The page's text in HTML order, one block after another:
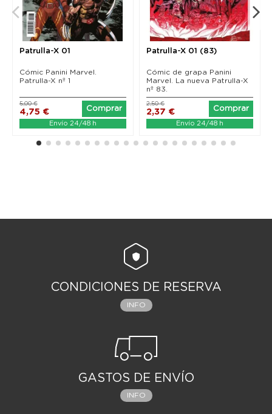
Patrulla-X 01
Cómic Panini Marvel.
Patrulla-X nº 1
4,75 €
5,00 €
Comprar
Envío 24/48 h
Patrulla-X 01 (83)
Cómic de grapa Panini
Marvel. La nueva Patrulla-X
nº 83.
2,37 €
2,50 €
Comprar
Envío 24/48 h
CONDICIONES DE RESERVA
INFO
GASTOS DE ENVÍO
INFO